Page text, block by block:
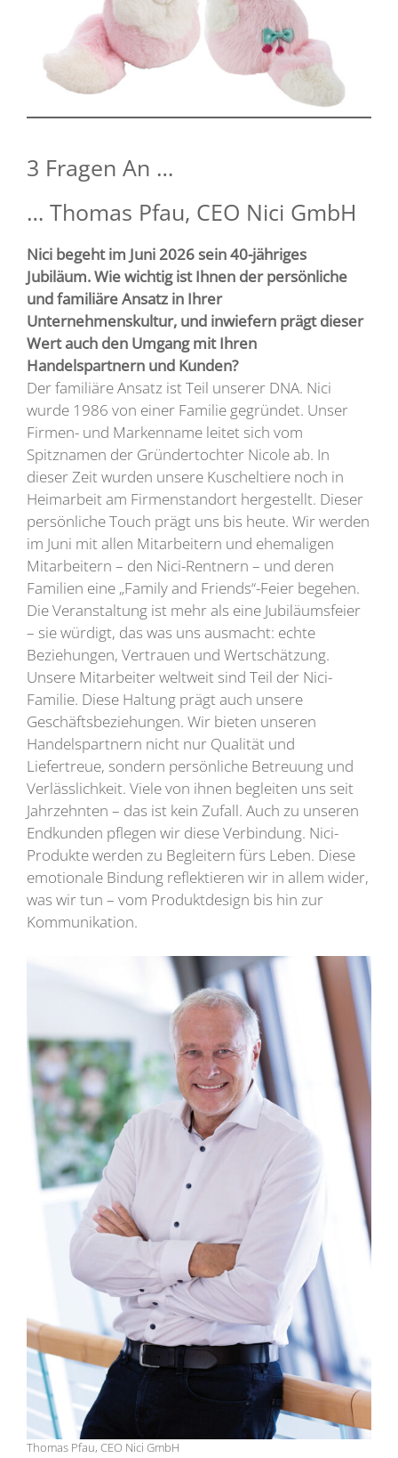
3 Fragen An …
… Thomas Pfau, CEO Nici GmbH
Nici begeht im Juni 2026 sein 40-jähriges
Jubiläum. Wie wichtig ist Ihnen der persönliche
und familiäre Ansatz in Ihrer
Unternehmenskultur, und inwiefern prägt dieser
Wert auch den Umgang mit Ihren
Handelspartnern und Kunden?
Der familiäre Ansatz ist Teil unserer DNA. Nici
wurde 1986 von einer Familie gegründet. Unser
Firmen- und Markenname leitet sich vom
Spitznamen der Gründertochter Nicole ab. In
dieser Zeit wurden unsere Kuscheltiere noch in
Heimarbeit am Firmenstandort hergestellt. Dieser
persönliche Touch prägt uns bis heute. Wir werden
im Juni mit allen Mitarbeitern und ehemaligen
Mitarbeitern – den Nici-Rentnern – und deren
Familien eine „Family and Friends“-Feier begehen.
Die Veranstaltung ist mehr als eine Jubiläumsfeier
– sie würdigt, das was uns ausmacht: echte
Beziehungen, Vertrauen und Wertschätzung.
Unsere Mitarbeiter weltweit sind Teil der Nici-
Familie. Diese Haltung prägt auch unsere
Geschäftsbeziehungen. Wir bieten unseren
Handelspartnern nicht nur Qualität und
Liefertreue, sondern persönliche Betreuung und
Verlässlichkeit. Viele von ihnen begleiten uns seit
Jahrzehnten – das ist kein Zufall. Auch zu unseren
Endkunden pflegen wir diese Verbindung. Nici-
Produkte werden zu Begleitern fürs Leben. Diese
emotionale Bindung reflektieren wir in allem wider,
was wir tun – vom Produktdesign bis hin zur
Kommunikation.
Thomas Pfau, CEO Nici GmbH